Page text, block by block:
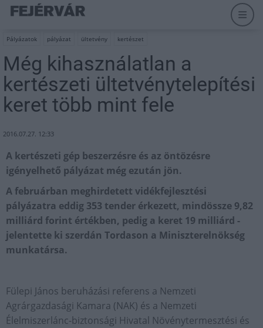
Pályázatok pályázat ültetvény kertészet
Még kihasználatlan a
kertészeti ültetvénytelepítési
keret több mint fele
2016.07.27. 12:33
A kertészeti gép beszerzésre és az öntözésre
igényelhető pályázat még ezután jön.
A februárban meghirdetett vidékfejlesztési
pályázatra eddig 353 tender érkezett, mindössze 9,82
milliárd forint értékben, pedig a keret 19 milliárd -
jelentette ki szerdán Tordason a Miniszterelnökség
munkatársa.
Fülepi János beruházási referens a Nemzeti
Agrárgazdasági Kamara (NAK) és a Nemzeti
Élelmiszerlánc-biztonsági Hivatal Növénytermesztési és